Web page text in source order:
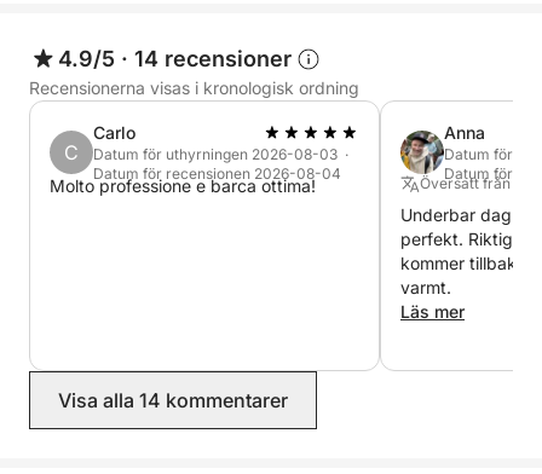
och fascinerande sidan av den sicilianska kusten.
Skepparen och bränsle ingår inte i upplevelsens pris.
Skepparen måste betalas direkt i hamnen till en
kostnad av 50 €.
4.9/5 · 14 recensioner
Recensionerna visas i kronologisk ordning
C
Carlo
Datum för uthyrningen 2026-08-03 ·
Datum för recensionen 2026-08-04
Molto professione e barca ottima!
Anna
Datum för
Datum för
Översatt från
Underbar dag
perfekt. Riktigt
kommer tillbaka.
varmt.
Läs mer
Visa alla 14 kommentarer